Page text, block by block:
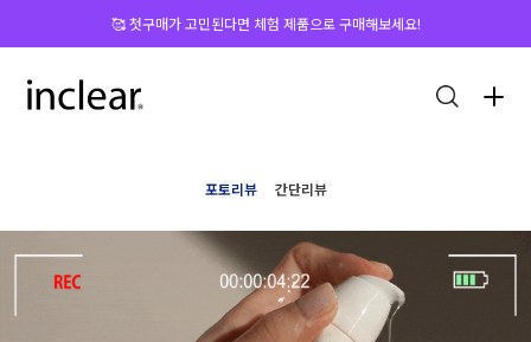
🥰 첫구매가 고민된다면 체험 제품으로 구매해보세요!
포토리뷰 간단리뷰